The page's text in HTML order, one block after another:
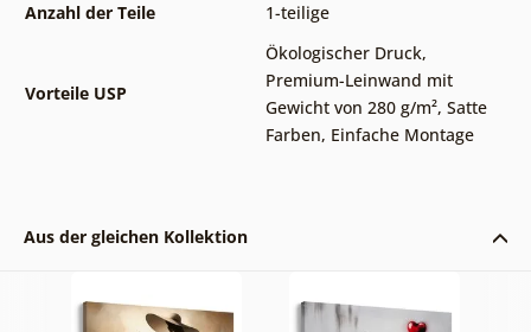
Anzahl der Teile
1-teilige
Vorteile USP
Ökologischer Druck,
Premium-Leinwand mit
Gewicht von 280 g/m², Satte
Farben, Einfache Montage
Aus der gleichen Kollektion